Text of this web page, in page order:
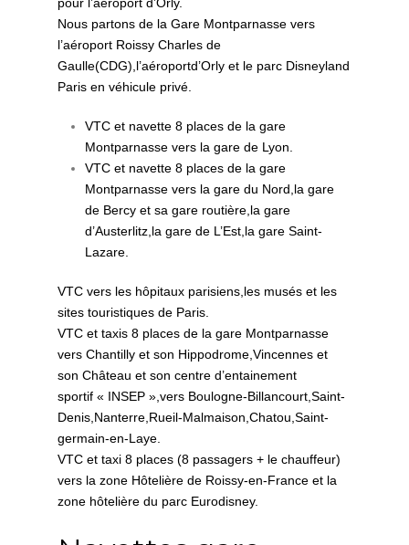
Nous partons de la Gare Montparnasse vers
l’aéroport Roissy Charles de
Gaulle(CDG),l’aéroportd’Orly et le parc Disneyland
Paris en véhicule privé.
VTC et navette 8 places de la gare
Montparnasse vers la gare de Lyon.
VTC et navette 8 places de la gare
Montparnasse vers la gare du Nord,la gare
de Bercy et sa gare routière,la gare
d’Austerlitz,la gare de L’Est,la gare Saint-
Lazare.
VTC vers les hôpitaux parisiens,les musés et les
sites touristiques de Paris.
VTC et taxis 8 places de la gare Montparnasse
vers Chantilly et son Hippodrome,Vincennes et
son Château et son centre d’entainement
sportif « INSEP »,vers Boulogne-Billancourt,Saint-
Denis,Nanterre,Rueil-Malmaison,Chatou,Saint-
germain-en-Laye.
VTC et taxi 8 places (8 passagers + le chauffeur)
vers la zone Hôtelière de Roissy-en-France et la
zone hôtelière du parc Eurodisney.